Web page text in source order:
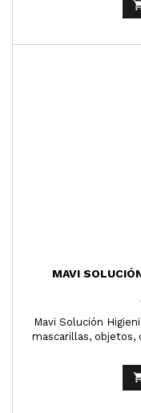
MAVI
Mavi Solución
mascarillas, objetos,